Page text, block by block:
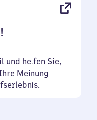
und helfen Sie,
Meinung